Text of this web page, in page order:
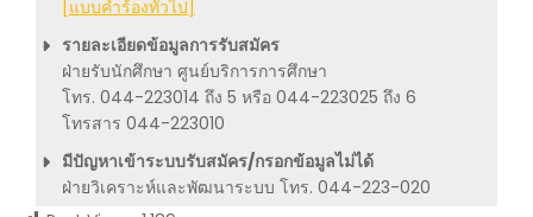
[แบบคำร้องทั่วไป]
รายละเอียดข้อมูลการรับสมัคร
ฝ่ายรับนักศึกษา ศูนย์บริการการศึกษา
โทร. 044-223014 ถึง 5 หรือ 044-223025 ถึง 6
โทรสาร 044-223010
มีปัญหาเข้าระบบรับสมัคร/กรอกข้อมูลไม่ได้
ฝ่ายวิเคราะห์และพัฒนาระบบ โทร. 044-223-020